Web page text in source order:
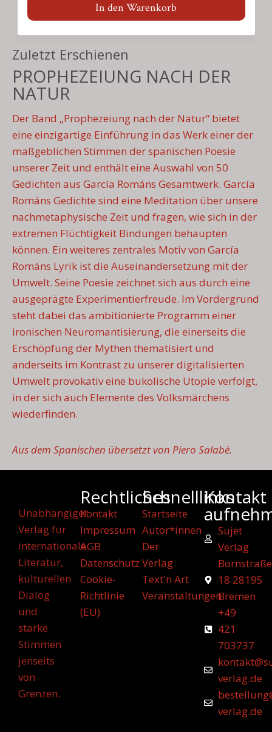
In den Warenkorb
Zuletzt Erschienen
PROPHEZEIUNG NACH DER
NATUR
Der Band „Prophezeiung nach der Natur“ bietet
eine einzigartige Einführung in das Werk einer der
maßgeblichen Stimmen der spanischen Poesie
unserer Zeit und enthält eine Auswahl von 50
Gedichten aus García Románs Gesamtwerk. García
Románs Gedichte sind eine Meditation über unsere
nachmetaphysische Zeit und fragen, wie sich in der
extremen Flüchtigkeit Bindungen behaupten
können. Ein weiteres zentrales Motiv von García
Románs Lyrik ist die Auseinandersetzung mit der
Umwelt. Seine Poesie zeichnet sich aus durch eine
ausgeprägte Experimentierfreude. Im Vordergrund
steht dabei das ambitionierte Programm einer
ironischen Neuromantisierung, die einerseits die
Erschöpfung der Mythen thematisiert und
anderseits im Kontrast zu unserer digitalisierten
Umwelt provokativ eine bukolische Utopie verfolgt,
in der sich auch Elemente des Volksmärchens
wiederfinden.
Aus dem Spanischen übersetzt von Piero Salabè.
Unabhängiger
Verlag für
internationale
Literatur,
kulturellen
Dialog
und
starke
Stimmen
jenseits
von
Grenzen.
Rechtliches
Kontakt
Impressum
AGB
Datenschutz
Cookie-
Richtlinie
(EU)
Schnelllinks
Startseite
Autor*innen
Der
Verlag
Text'n Art
Veranstaltungen
Kontakt
Sujet
Verlag
Bornstraße
18 28195
Bremen
+49
421
703737
verlag.de
verlag.de